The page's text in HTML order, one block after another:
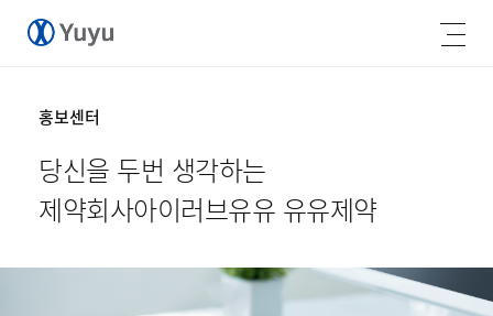
홍보센터
당신을 두번 생각하는
제약회사아이러브유유 유유제약